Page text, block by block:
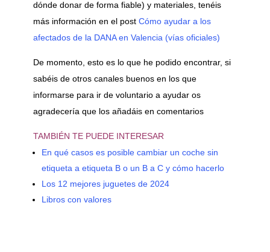
dónde donar de forma fiable) y materiales, tenéis
más información en el post Cómo ayudar a los
afectados de la DANA en Valencia (vías oficiales)
De momento, esto es lo que he podido encontrar, si
sabéis de otros canales buenos en los que
informarse para ir de voluntario a ayudar os
agradecería que los añadáis en comentarios
TAMBIÉN TE PUEDE INTERESAR
En qué casos es posible cambiar un coche sin
etiqueta a etiqueta B o un B a C y cómo hacerlo
Los 12 mejores juguetes de 2024
Libros con valores